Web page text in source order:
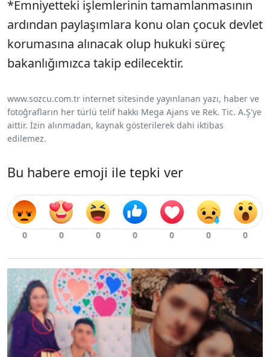
*Emniyetteki işlemlerinin tamamlanmasının
ardından paylaşımlara konu olan çocuk devlet
korumasına alınacak olup hukuki süreç
bakanlığımızca takip edilecektir.
www.sozcu.com.tr internet sitesinde yayınlanan yazı, haber ve
fotoğrafların her türlü telif hakkı Mega Ajans ve Rek. Tic. A.Ş'ye
aittir. İzin alınmadan, kaynak gösterilerek dahi iktibas
edilemez.
Bu habere emoji ile tepki ver